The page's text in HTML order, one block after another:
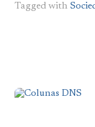
Tagged with